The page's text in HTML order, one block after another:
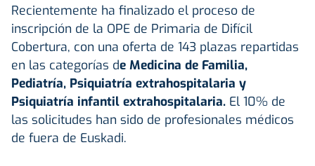
Recientemente ha finalizado el proceso de
inscripción de la OPE de Primaria de Difícil
Cobertura, con una oferta de 143 plazas repartidas
en las categorías de Medicina de Familia,
Pediatría, Psiquiatría extrahospitalaria y
Psiquiatría infantil extrahospitalaria. El 10% de
las solicitudes han sido de profesionales médicos
de fuera de Euskadi.